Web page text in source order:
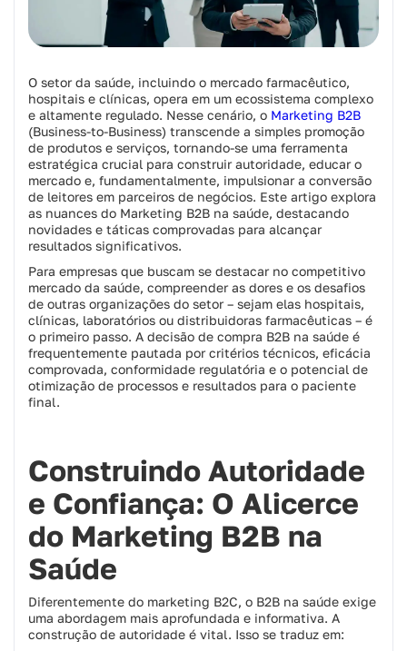
O setor da saúde, incluindo o mercado farmacêutico,
hospitais e clínicas, opera em um ecossistema complexo
e altamente regulado. Nesse cenário, o Marketing B2B
(Business-to-Business) transcende a simples promoção
de produtos e serviços, tornando-se uma ferramenta
estratégica crucial para construir autoridade, educar o
mercado e, fundamentalmente, impulsionar a conversão
de leitores em parceiros de negócios. Este artigo explora
as nuances do Marketing B2B na saúde, destacando
novidades e táticas comprovadas para alcançar
resultados significativos.
Para empresas que buscam se destacar no competitivo
mercado da saúde, compreender as dores e os desafios
de outras organizações do setor – sejam elas hospitais,
clínicas, laboratórios ou distribuidoras farmacêuticas – é
o primeiro passo. A decisão de compra B2B na saúde é
frequentemente pautada por critérios técnicos, eficácia
comprovada, conformidade regulatória e o potencial de
otimização de processos e resultados para o paciente
final.
Construindo Autoridade
e Confiança: O Alicerce
do Marketing B2B na
Saúde
Diferentemente do marketing B2C, o B2B na saúde exige
uma abordagem mais aprofundada e informativa. A
construção de autoridade é vital. Isso se traduz em: